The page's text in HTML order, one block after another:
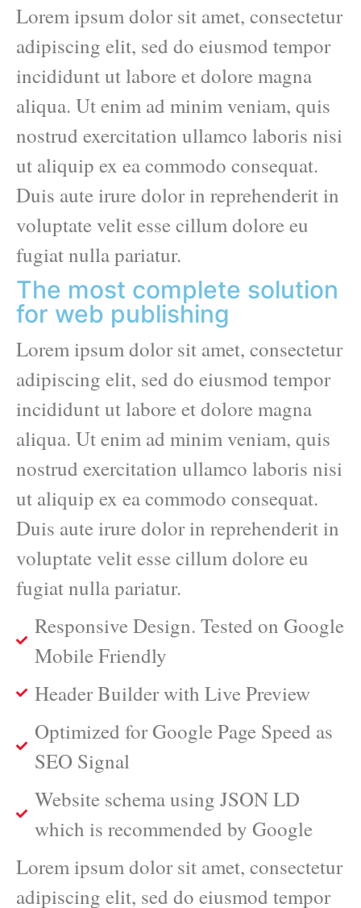
Lorem ipsum dolor sit amet, consectetur
adipiscing elit, sed do eiusmod tempor
incididunt ut labore et dolore magna
aliqua. Ut enim ad minim veniam, quis
nostrud exercitation ullamco laboris nisi
ut aliquip ex ea commodo consequat.
Duis aute irure dolor in reprehenderit in
voluptate velit esse cillum dolore eu
fugiat nulla pariatur.
The most complete solution
for web publishing
Lorem ipsum dolor sit amet, consectetur
adipiscing elit, sed do eiusmod tempor
incididunt ut labore et dolore magna
aliqua. Ut enim ad minim veniam, quis
nostrud exercitation ullamco laboris nisi
ut aliquip ex ea commodo consequat.
Duis aute irure dolor in reprehenderit in
voluptate velit esse cillum dolore eu
fugiat nulla pariatur.
Responsive Design. Tested on Google
Mobile Friendly
Header Builder with Live Preview
Optimized for Google Page Speed as
SEO Signal
Website schema using JSON LD
which is recommended by Google
Lorem ipsum dolor sit amet, consectetur
adipiscing elit, sed do eiusmod tempor